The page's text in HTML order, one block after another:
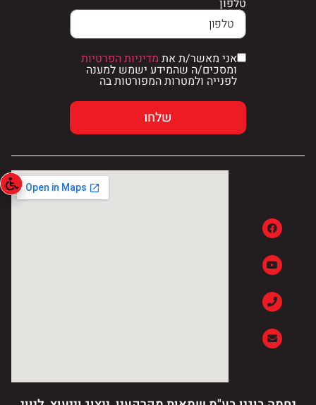
טלפון
אני מאשר/ת את מדיניות הפרטיות
ומסכים/ה שהמידע ישמש למענה
לפנייה ולמטרות המפורטות בה